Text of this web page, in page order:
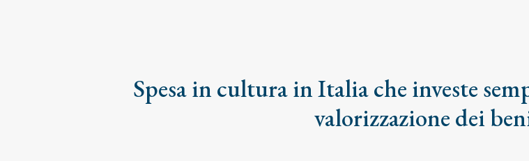
Spesa in cultura in Italia che investe
valorizzazione dei